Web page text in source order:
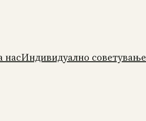
насИндивидуално советување